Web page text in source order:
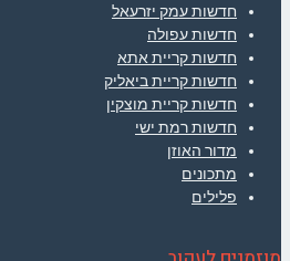
חדשות עמק יזרעאל
חדשות עפולה
חדשות קריית אתא
חדשות קריית ביאליק
חדשות קריית מוצקין
חדשות רמת ישי
מדור האוזן
מתכונים
פלילים